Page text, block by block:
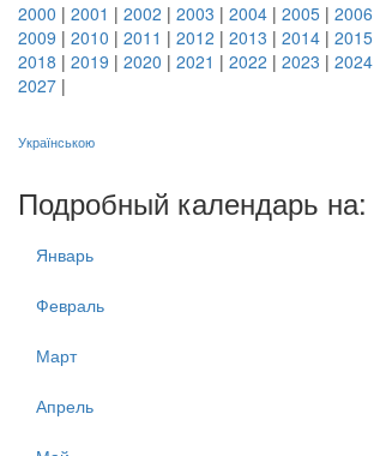
2000 | 2001 | 2002 | 2003 | 2004 | 2005 | 2006
2009 | 2010 | 2011 | 2012 | 2013 | 2014 | 2015
2018 | 2019 | 2020 | 2021 | 2022 | 2023 | 2024
2027 |
Українською
Подробный календарь на:
Январь
Февраль
Март
Апрель